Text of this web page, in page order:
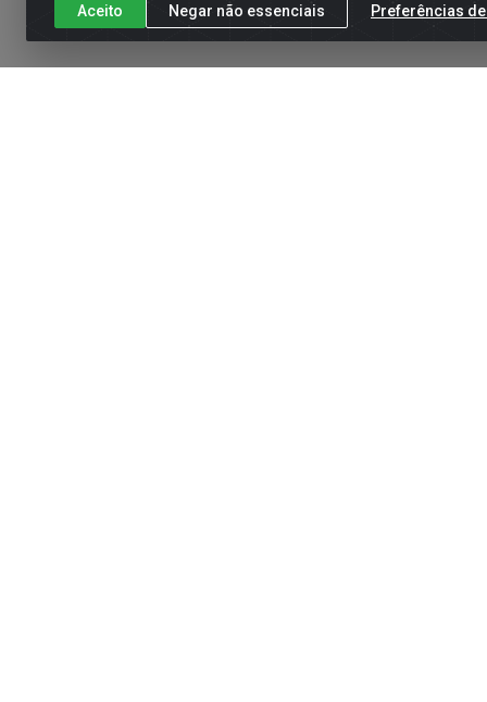
Aceito Negar não essenciais Preferências